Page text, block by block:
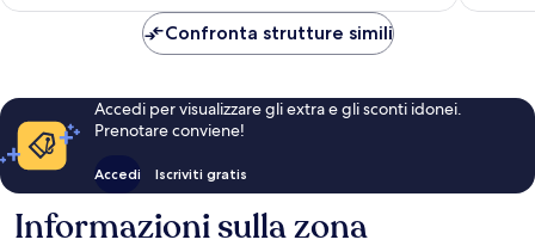
168 €
Confronta strutture simili
Accedi per visualizzare gli extra e gli sconti idonei.
Prenotare conviene!
Accedi Iscriviti gratis
Informazioni sulla zona